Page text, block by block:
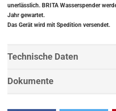
unerlässlich. BRITA Wasserspender
Jahr gewartet.
Das Gerät wird mit Spedition versendet.
Technische Daten
Dokumente